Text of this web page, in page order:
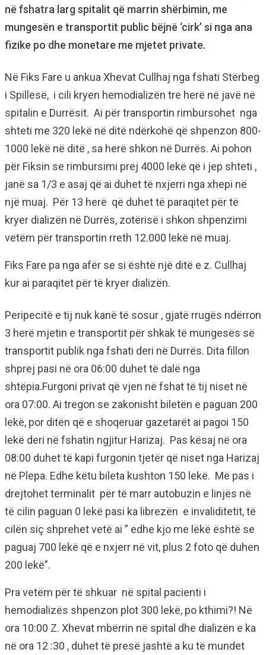
në fshatra larg spitalit që marrin shërbimin, me
mungesën e transportit public bëjnë ‘cirk’ si nga ana
fizike po dhe monetare me mjetet private.
Në Fiks Fare u ankua Xhevat Cullhaj nga fshati Stërbeg
i Spillesë, i cili kryen hemodializën tre herë në javë në
spitalin e Durrësit. Ai për transportin rimbursohet nga
shteti me 320 lekë në ditë ndërkohë që shpenzon 800-
1000 lekë në ditë , sa herë shkon në Durrës. Ai pohon
për Fiksin se rimbursimi prej 4000 lekë që i jep shteti ,
janë sa 1/3 e asaj që ai duhet të nxjerri nga xhepi në
një muaj. Për 13 herë që duhet të paraqitet për të
kryer dializën në Durrës, zotërisë i shkon shpenzimi
vetëm për transportin rreth 12.000 lekë në muaj.
Fiks Fare pa nga afër se si është një ditë e z. Cullhaj
kur ai paraqitet për të kryer dializën.
Peripecitë e tij nuk kanë të sosur , gjatë rrugës ndërron
3 herë mjetin e transportit për shkak të mungesës së
transportit publik nga fshati deri në Durrës. Dita fillon
shprej pasi në ora 06:00 duhet të dalë nga
shtëpia.Furgoni privat që vjen në fshat të tij niset në
ora 07:00. Ai tregon se zakonisht biletën e paguan 200
lekë, por ditën që e shoqeruar gazetarët ai pagoi 150
lekë deri në fshatin ngjitur Harizaj. Pas kësaj në ora
08:00 duhet të kapi furgonin tjetër që niset nga Harizaj
në Plepa. Edhe këtu bileta kushton 150 lekë. Më pas i
drejtohet terminalit për të marr autobuzin e linjës në
të cilin paguan 0 lekë pasi ka librezën e invaliditetit, të
cilën siç shprehet vetë ai ” edhe kjo me lëkë është se
paguaj 700 lekë që e nxjerr në vit, plus 2 foto që duhen
200 lekë”.
Pra vetëm për të shkuar në spital pacienti i
hemodializës shpenzon plot 300 lekë, po kthimi?! Në
ora 10:00 Z. Xhevat mbërrin në spital dhe dializën e ka
në ora 12 :30 , duhet të presë jashtë a ku të mundet